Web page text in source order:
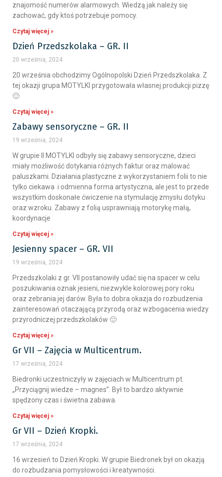
znajomość numerów alarmowych. Wiedzą jak należy się
zachować, gdy ktoś potrzebuje pomocy.
Czytaj więcej »
Dzień Przedszkolaka – GR. II
20 września, 2024
20 września obchodzimy Ogólnopolski Dzień Przedszkolaka. Z
tej okazji grupa MOTYLKI przygotowała własnej produkcji pizzę
🙂
Czytaj więcej »
Zabawy sensoryczne – GR. II
19 września, 2024
W grupie II MOTYLKI odbyły się zabawy sensoryczne, dzieci
miały możliwość dotykania różnych faktur oraz malować
paluszkami. Działania plastyczne z wykorzystaniem folii to nie
tylko ciekawa i odmienna forma artystyczna, ale jest to przede
wszystkim doskonałe ćwiczenie na stymulację zmysłu dotyku
oraz wzroku. Zabawy z folią usprawniają motorykę małą,
koordynacje
Czytaj więcej »
Jesienny spacer – GR. VII
19 września, 2024
Przedszkolaki z gr. VII postanowiły udać się na spacer w celu
poszukiwania oznak jesieni, niezwykle kolorowej pory roku
oraz zebrania jej darów. Była to dobra okazja do rozbudzenia
zainteresowań otaczającą przyrodą oraz wzbogacenia wiedzy
przyrodniczej przedszkolaków 🙂
Czytaj więcej »
Gr VII – Zajęcia w Multicentrum.
17 września, 2024
Biedronki uczestniczyły w zajęciach w Multicentrum pt.
„Przyciągnij wiedze – magnes”. Był to bardzo aktywnie
spędzony czas i świetna zabawa.
Czytaj więcej »
Gr VII – Dzień Kropki.
17 września, 2024
16 wrzesień to Dzień Kropki. W grupie Biedronek był on okazją
do rozbudzania pomysłowości i kreatywności.